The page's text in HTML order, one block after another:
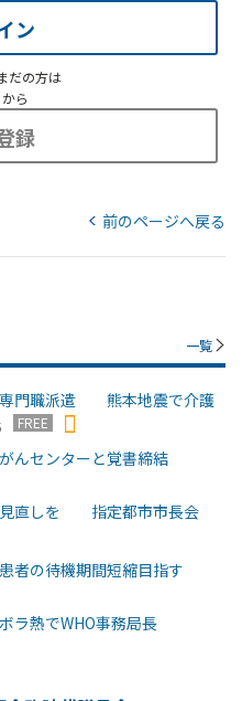
ン
だの方は
ら
録
前のページへ戻る
一覧
専門職派遣 熊本地震で介護
FREE
んセンターと覚書締結
見直しを 指定都市市長会
の待機期間短縮目指す
熱でWHO事務局長